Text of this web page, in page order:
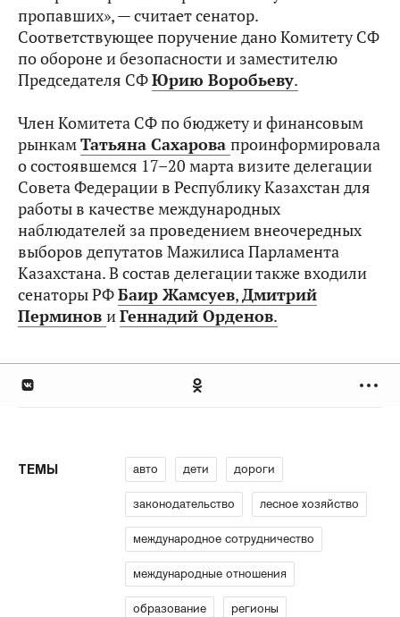
пропавших», — считает сенатор.
Соответствующее поручение дано Комитету СФ
по обороне и безопасности и заместителю
Председателя СФЮрию Воробьеву.
Член Комитета СФ по бюджету и финансовым
рынкамТатьяна Сахарова проинформировала
о состоявшемся 17–20 марта визите делегации
Совета Федерации в Республику Казахстан для
работы в качестве международных
наблюдателей за проведением внеочередных
выборов депутатов Мажилиса Парламента
Казахстана. В состав делегации также входили
сенаторы РФБаир Жамсуев,Дмитрий
Перминов иГеннадий Орденов.
ТЕМЫ авто дети дороги
законодательство лесное хозяйство
международное сотрудничество
международные отношения
образование регионы